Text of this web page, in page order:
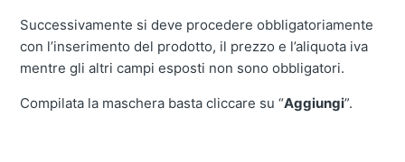
Successivamente si deve procedere obbligatoriamente
con l’inserimento del prodotto, il prezzo e l’aliquota iva
mentre gli altri campi esposti non sono obbligatori.
Compilata la maschera basta cliccare su “Aggiungi”.